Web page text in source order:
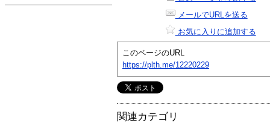
メールでURLを送る
お気に入りに追加する
このページのURL
https://plth.me/12220229
関連カテゴリ